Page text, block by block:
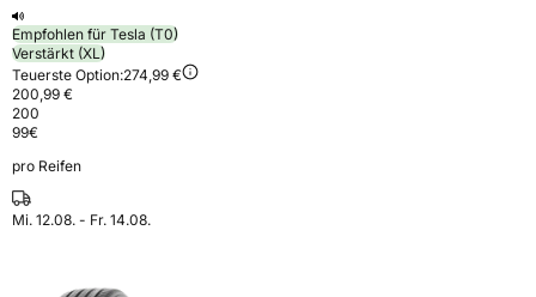
Empfohlen für Tesla (T0)
Verstärkt (XL)
Teuerste Option:274,99 €
200,99 €
200
99€
pro Reifen
Mi. 12.08. - Fr. 14.08.